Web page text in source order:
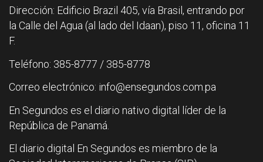
Dirección: Edificio Brazil 405, vía Brasil, entrando por
la Calle del Agua (al lado del Idaan), piso 11, oficina 11
F.
Teléfono: 385-8777 / 385-8778
Correo electrónico: info@ensegundos.com.pa
En Segundos es el diario nativo digital líder de la
República de Panamá.
El diario digital En Segundos es miembro de la